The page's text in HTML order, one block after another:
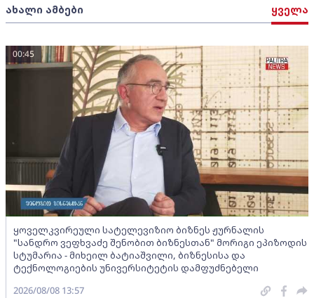
ახალი ამბები ყველა
ყოველკვირეული სატელევიზიო ბიზნეს ჟურნალის
"სანდრო ვეფხვაძე შენობით ბიზნესთან" მორიგი ეპიზოდის
სტუმარია - მიხეილ ბატიაშვილი, ბიზნესისა და
ტექნოლოგიების უნივერსიტეტის დამფუძნებელი
00:45
2026/08/08 13:57